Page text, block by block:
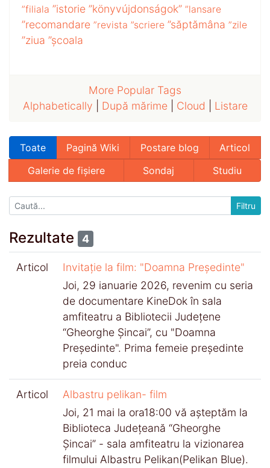
”filiala ”istorie ”könyvújdonságok” ”lansare
”recomandare ”revista ”scriere ”săptămâna ”zile
”ziua ”școala
More Popular Tags
Alphabetically
După mărime| Cloud Listare
Toate Pagină Wiki Postare blog
Articol
Galerie de fișiere
Sondaj Studiu
Rezultate 4
Articol
Invitație la film: "Doamna Președinte"
Joi, 29 ianuarie 2026, revenim cu seria
de documentare KineDok în sala
amfiteatru a Bibliotecii Județene
“Gheorghe Șincai”, cu "Doamna
Președinte". Prima femeie președinte
preia conduc
Articol
Albastru pelikan- film
Joi, 21 mai la ora18:00 vă așteptăm la
Biblioteca Județeană “Gheorghe
Șincai” - sala amfiteatru la vizionarea
filmului Albastru Pelikan(Pelikan Blue).